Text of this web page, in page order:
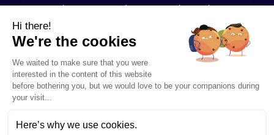
Sami Academy General Terms and Conditions
Security
System status
RESOURCES
General Carbon Plan
Open Carbon Practice
Our blog
Hi there!
We're the cookies
We waited to make sure that you were
interested in the content of this website
before bothering you, but we would love to be your companions during
your visit...
Here’s why we use cookies.